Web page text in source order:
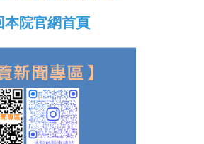
本院官網首頁